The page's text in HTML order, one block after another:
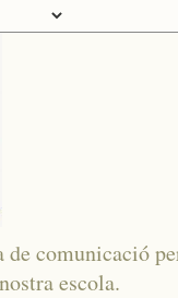
de comunicació
escola.